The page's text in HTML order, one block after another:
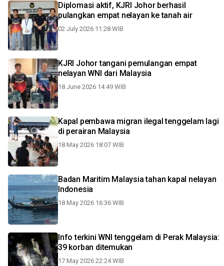
Diplomasi aktif, KJRI Johor berhasil
pulangkan empat nelayan ke tanah air
02 July 2026 11:28 WIB
KJRI Johor tangani pemulangan empat
nelayan WNI dari Malaysia
18 June 2026 14:49 WIB
Kapal pembawa migran ilegal tenggelam lagi
di perairan Malaysia
18 May 2026 18:07 WIB
Badan Maritim Malaysia tahan kapal nelayan
Indonesia
18 May 2026 16:36 WIB
Info terkini WNI tenggelam di Perak Malaysia:
39 korban ditemukan
17 May 2026 22:24 WIB